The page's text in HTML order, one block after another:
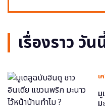
เรื่องราว วัน
เ
มู
ม